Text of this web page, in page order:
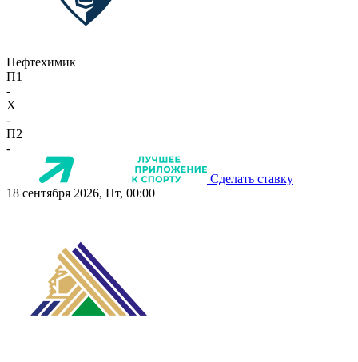
Нефтехимик
П1
-
X
-
П2
-
Сделать ставку
18 сентября 2026, Пт, 00:00